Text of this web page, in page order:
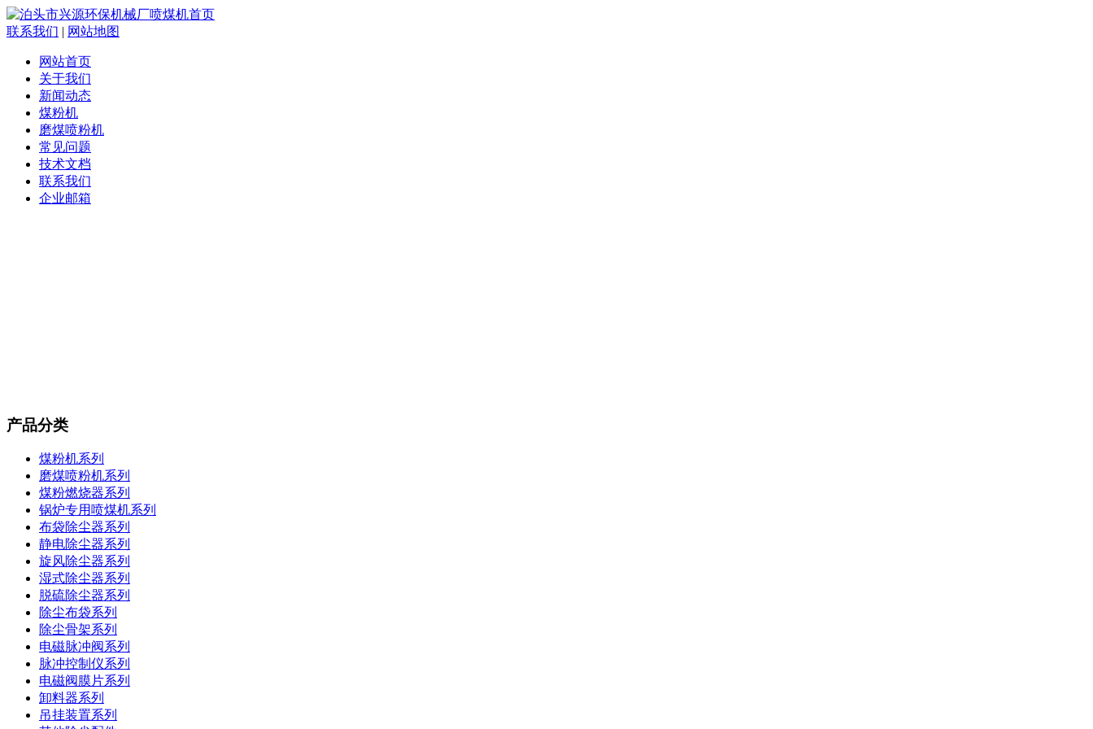
联系我们 | 网站地图
网站首页
关于我们
新闻动态
煤粉机
磨煤喷粉机
常见问题
技术文档
联系我们
企业邮箱
产品分类
煤粉机系列
磨煤喷粉机系列
煤粉燃烧器系列
锅炉专用喷煤机系列
布袋除尘器系列
静电除尘器系列
旋风除尘器系列
湿式除尘器系列
脱硫除尘器系列
除尘布袋系列
除尘骨架系列
电磁脉冲阀系列
脉冲控制仪系列
电磁阀膜片系列
卸料器系列
吊挂装置系列